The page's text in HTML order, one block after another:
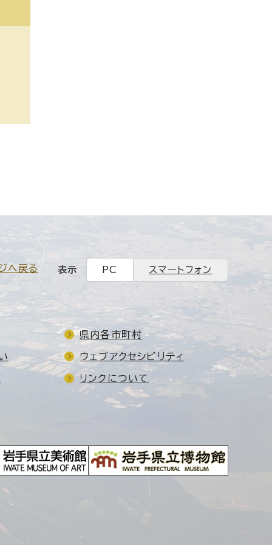
へ戻る 表示 PC スマートフォン
県内各市町村
ウェブアクセシビリティ
リンクについて